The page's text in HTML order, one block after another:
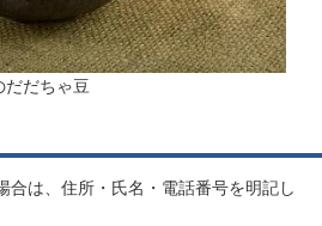
だだちゃ豆
合は、住所・氏名・電話番号を明記し